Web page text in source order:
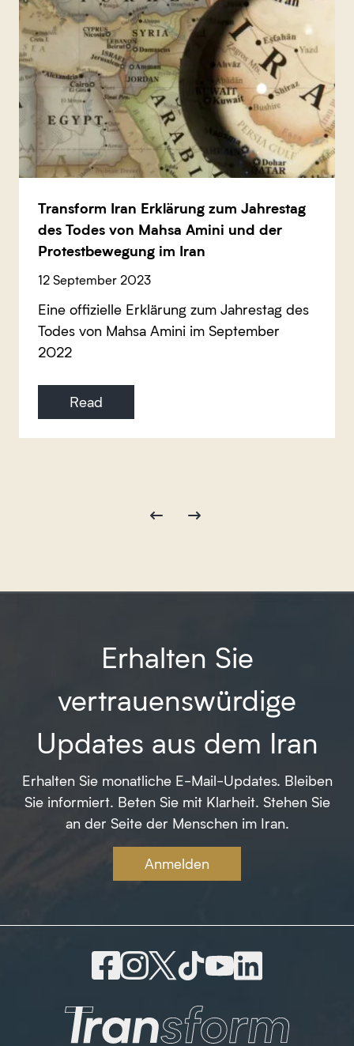
Transform Iran Erklärung zum Jahrestag
des Todes von Mahsa Amini und der
Protestbewegung im Iran
12 September 2023
Eine offizielle Erklärung zum Jahrestag des
Todes von Mahsa Amini im September
2022
Read
Erhalten Sie
vertrauenswürdige
Updates aus dem Iran
Erhalten Sie monatliche E-Mail-Updates. Bleiben
Sie informiert. Beten Sie mit Klarheit. Stehen Sie
an der Seite der Menschen im Iran.
Anmelden